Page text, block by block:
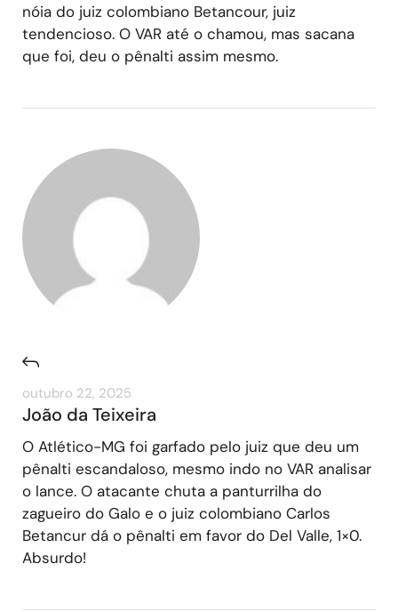
nóia do juiz colombiano Betancour, juiz
tendencioso. O VAR até o chamou, mas sacana
que foi, deu o pênalti assim mesmo.
outubro 22, 2025
João da Teixeira
O Atlético-MG foi garfado pelo juiz que deu um
pênalti escandaloso, mesmo indo no VAR analisar
o lance. O atacante chuta a panturrilha do
zagueiro do Galo e o juiz colombiano Carlos
Betancur dá o pênalti em favor do Del Valle, 1×0.
Absurdo!